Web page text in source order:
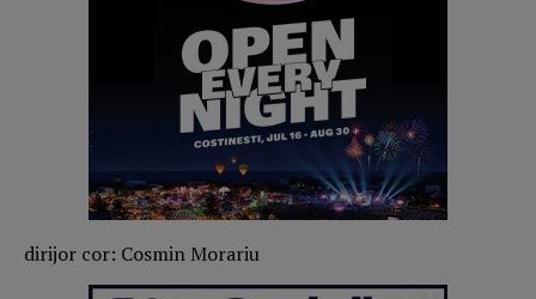
dirijor cor: Cosmin Morariu